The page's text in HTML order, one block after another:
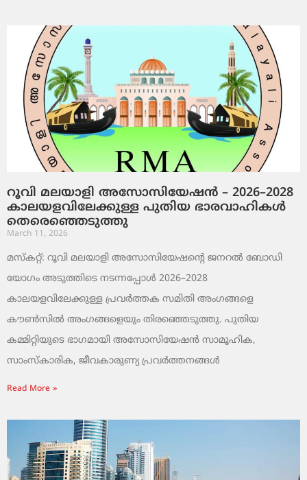
റൂവി മലയാളി അസോസിയേഷൻ – 2026–2028
കാലയളവിലേക്കുള്ള പുതിയ ഭാരവാഹികൾ
തെരെഞ്ഞെടുത്തു
March 11, 2026
മസ്കറ്റ്: റൂവി മലയാളി അസോസിയേഷന്റെ ജനറൽ ബോഡി
യോഗം അടുത്തിടെ നടന്നപ്പോൾ 2026–2028
കാലയളവിലേക്കുള്ള പ്രവർത്തക സമിതി അംഗങ്ങളെ
കൗൺസിൽ അംഗങ്ങളെയും തിരഞ്ഞെടുത്തു. പുതിയ
കമ്മിറ്റിയുടെ ഭാഗമായി അസോസിയേഷൻ സാമൂഹിക,
സാംസ്‌കാരിക, ജീവകാരുണ്യ പ്രവർത്തനങ്ങൾ
Read More »